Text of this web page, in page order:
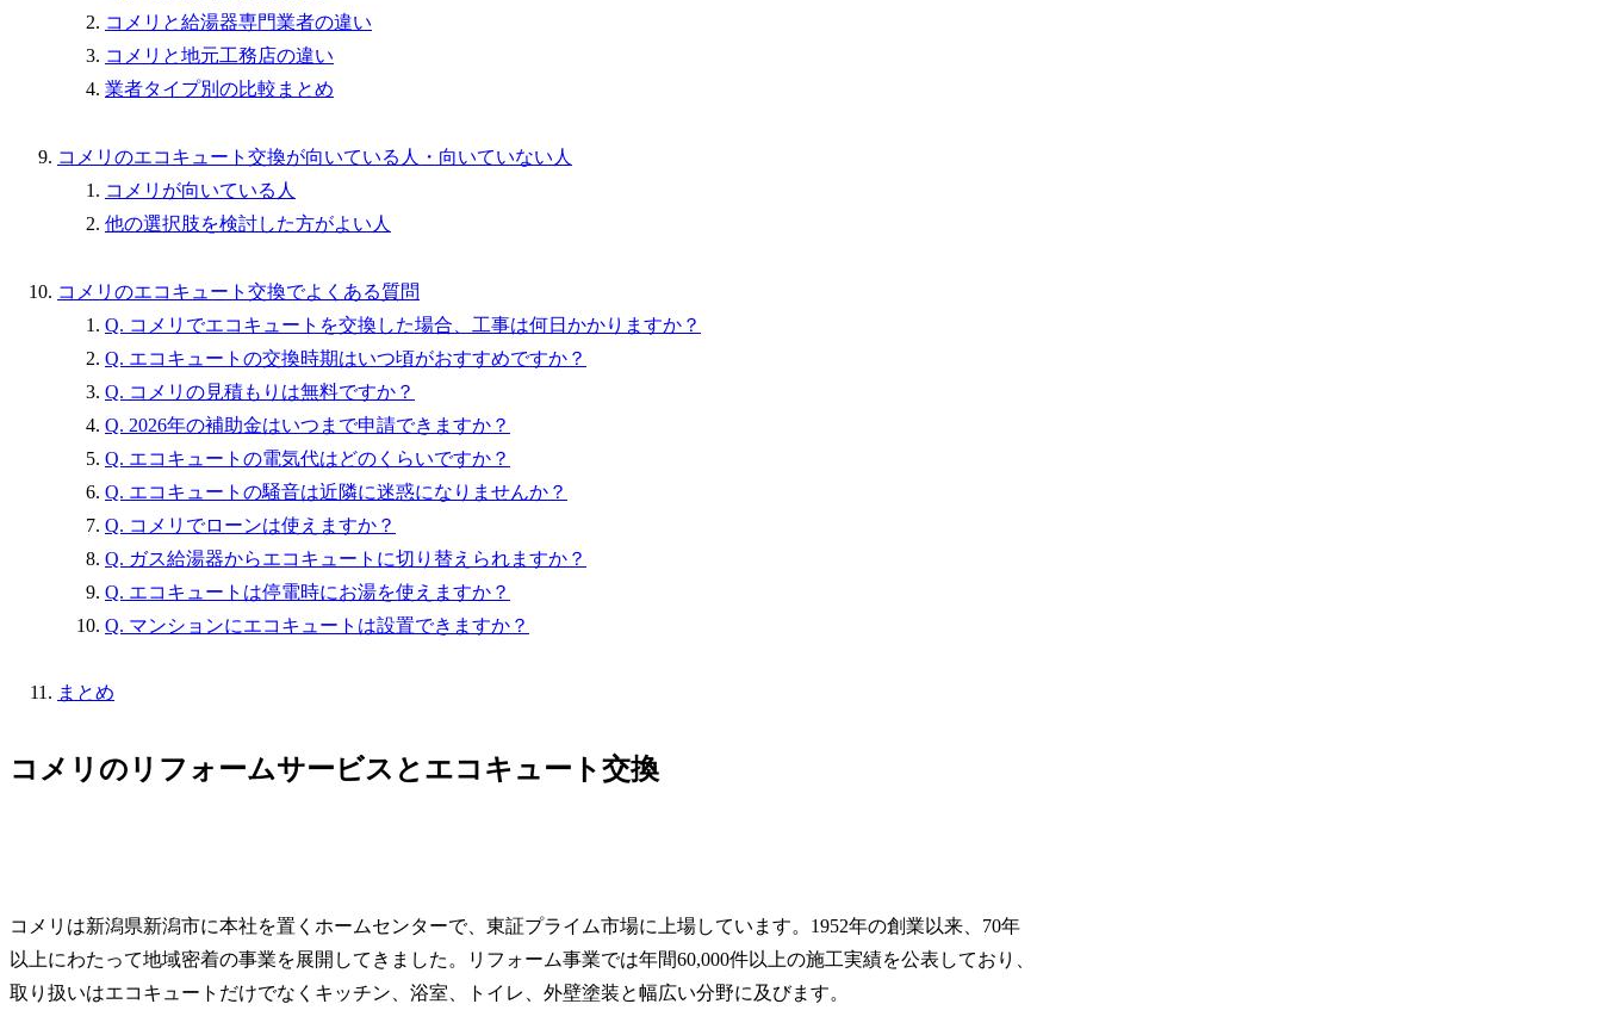
コメリと給湯器専門業者の違い
コメリと地元工務店の違い
業者タイプ別の比較まとめ
コメリのエコキュート交換が向いている人・向いていない人
コメリが向いている人
他の選択肢を検討した方がよい人
コメリのエコキュート交換でよくある質問
Q. コメリでエコキュートを交換した場合、工事は何日かかりますか？
Q. エコキュートの交換時期はいつ頃がおすすめですか？
Q. コメリの見積もりは無料ですか？
Q. 2026年の補助金はいつまで申請できますか？
Q. エコキュートの電気代はどのくらいですか？
Q. エコキュートの騒音は近隣に迷惑になりませんか？
Q. コメリでローンは使えますか？
Q. ガス給湯器からエコキュートに切り替えられますか？
Q. エコキュートは停電時にお湯を使えますか？
Q. マンションにエコキュートは設置できますか？
まとめ
コメリのリフォームサービスとエコキュート交換
コメリは新潟県新潟市に本社を置くホームセンターで、東証プライム市場に上場しています。1952年の創業以来、70年
以上にわたって地域密着の事業を展開してきました。リフォーム事業では年間60,000件以上の施工実績を公表しており、
取り扱いはエコキュートだけでなくキッチン、浴室、トイレ、外壁塗装と幅広い分野に及びます。